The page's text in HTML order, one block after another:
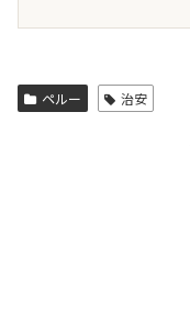
ペルー 治安